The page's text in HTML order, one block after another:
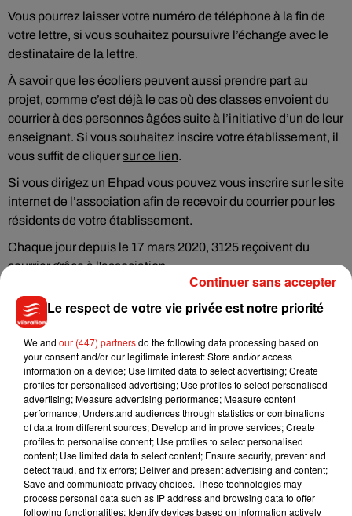
Vous pourrez laisser votre numéro de téléphone à la fin de
votre lettre, si vous souhaitez poursuivre l’échange avec le
destinataire de la lettre.
À savoir que les écoliers peuvent aussi prendre part au
projet, comme c’est déjà le cas où des classes envoient du
courrier à des personnes âgées suite à l’initiative d’un de leur
enseignant. Si vous souhaitez inscire votre établissement, il
vous suffit de cliquersur ce lien.
Si vous dirigez un Ehpad vous pouvez vous inscrire sur le site
internet de l’association afin de recevoir du courrier pour les
résidents de votre établissement.
Chaque jour depuis le 17 mars 2020, 3125 reçoivent du
courrier grâce à l'association.
Le respect de votre vie privée est notre priorité
We and our (447) partnersdo the following data processing based on
your consent and/or our legitimate interest: Store and/or access
information on a device; Use limited data to select advertising; Create
profiles for personalised advertising; Use profiles to select personalised
advertising; Measure advertising performance; Measure content
performance; Understand audiences through statistics or combinations
of data from different sources; Develop and improve services; Create
profiles to personalise content; Use profiles to select personalised
content; Use limited data to select content; Ensure security, prevent and
detect fraud, and fix errors; Deliver and present advertising and content;
Save and communicate privacy choices. These technologies may
process personal data such as IP address and browsing data to offer
following functionalities: Identify devices based on information actively
Continuer sans accepter